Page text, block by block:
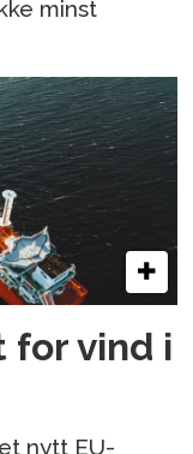
minst
for vind i
nytt EU-